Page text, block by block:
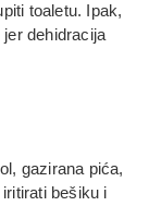
toaletu. Ipak,
dehidracija
gazirana pića,
bešiku i